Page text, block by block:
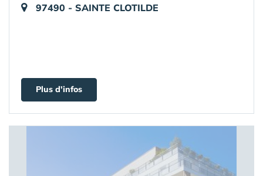
97490 - SAINTE CLOTILDE
Plus d'infos